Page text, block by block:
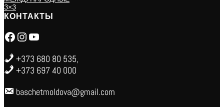
3×3
КОНТАКТЫ
Facebook Instagram YouTube
+373 680 80 535,
+373 697 40 000
baschetmoldova@gmail.com